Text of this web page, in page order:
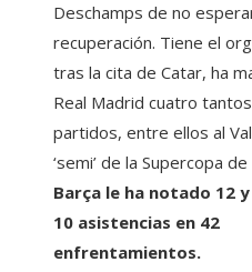
Deschamps de no
recuperación. Tiene el
tras la cita de Catar, ha
Real Madrid cuatro
partidos, entre ellos al
‘semi’ de la Supercopa de
Barça le ha notado 12
10 asistencias en 42
enfrentamientos.